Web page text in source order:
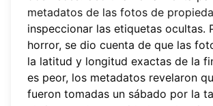
metadatos de las fotos de
inspeccionar las etiquetas ocultas.
horror, se dio cuenta de que las
la latitud y longitud exactas de la
es peor, los metadatos revelaron
fueron tomadas un sábado por la